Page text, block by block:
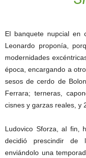
El banquete nupcial en
Leonardo proponía,
modernidades
época, encargando a
sesos de cerdo de
Ferrara; terneras,
cisnes y garzas reales, y
Ludovico Sforza, al fin,
decidió prescindir de
enviándolo una